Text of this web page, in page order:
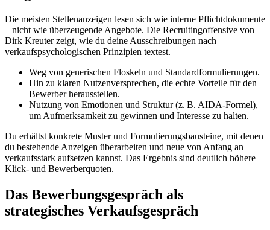
Die meisten Stellenanzeigen lesen sich wie interne Pflichtdokumente
– nicht wie überzeugende Angebote. Die Recruitingoffensive von
Dirk Kreuter zeigt, wie du deine Ausschreibungen nach
verkaufspsychologischen Prinzipien textest.
Weg von generischen Floskeln und Standardformulierungen.
Hin zu klaren Nutzenversprechen, die echte Vorteile für den
Bewerber herausstellen.
Nutzung von Emotionen und Struktur (z. B. AIDA-Formel),
um Aufmerksamkeit zu gewinnen und Interesse zu halten.
Du erhältst konkrete Muster und Formulierungsbausteine, mit denen
du bestehende Anzeigen überarbeiten und neue von Anfang an
verkaufsstark aufsetzen kannst. Das Ergebnis sind deutlich höhere
Klick- und Bewerberquoten.
Das Bewerbungsgespräch als
strategisches Verkaufsgespräch